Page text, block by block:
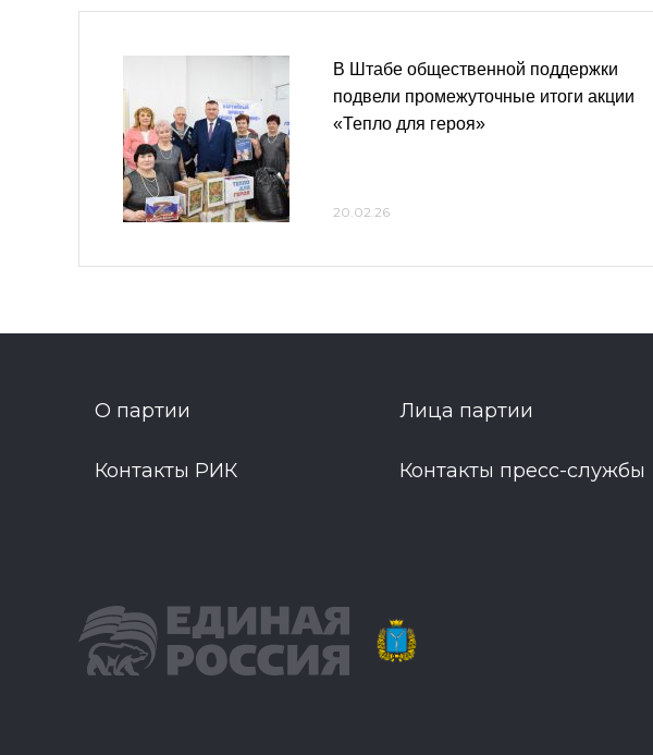
В Штабе общественной поддержки
подвели промежуточные итоги акции
«Тепло для героя»
20.02.26
О партии Лица партии
Контакты РИК Контакты пресс-службы